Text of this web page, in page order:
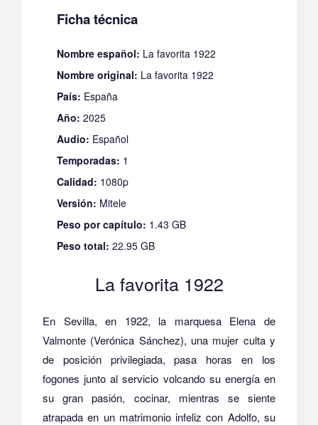
Ficha técnica
Nombre español: La favorita 1922
Nombre original: La favorita 1922
País: España
Año: 2025
Audio: Español
Temporadas: 1
Calidad: 1080p
Versión: Mitele
Peso por capítulo: 1.43 GB
Peso total: 22.95 GB
La favorita 1922
En Sevilla, en 1922, la marquesa Elena de
Valmonte (Verónica Sánchez), una mujer culta y
de posición privilegiada, pasa horas en los
fogones junto al servicio volcando su energía en
su gran pasión, cocinar, mientras se siente
atrapada en un matrimonio infeliz con Adolfo, su